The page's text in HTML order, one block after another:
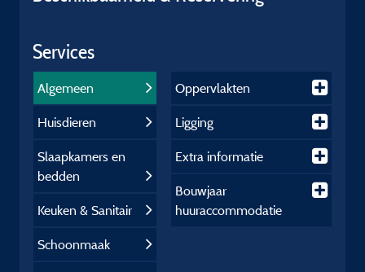
Services
Algemeen
Huisdieren
Slaapkamers en
bedden
Keuken & Sanitair
Schoonmaak
Oppervlakten
Ligging
Extra informatie
Bouwjaar
huuraccommodatie